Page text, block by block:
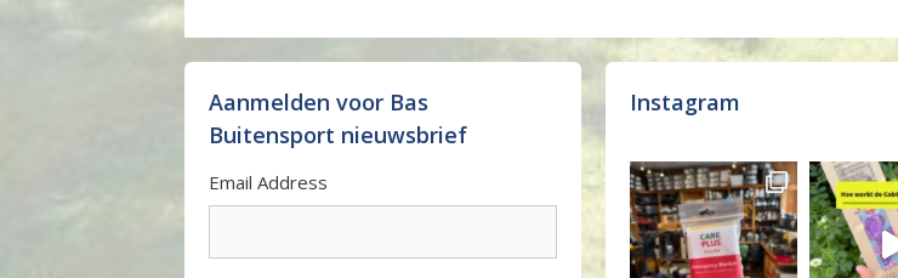
Aanmelden voor Bas
Buitensport nieuwsbrief
Email Address
Instagram